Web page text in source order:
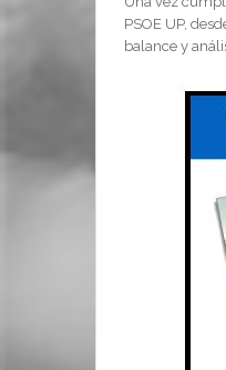
PSOE UP,
balance y